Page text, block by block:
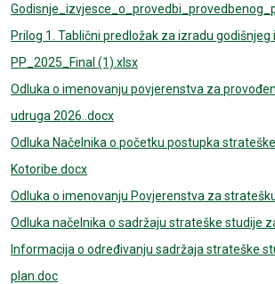
Prilog 1. Tablični predložak za izradu
PP_2025_Final (1).xlsx
Odluka o imenovanju povjerenstva za
udruga 2026..docx
Odluka Načelnika o početku postupka
Kotoribe.docx
Odluka o imenovanju Povjerenstva za
Odluka načelnika o sadržaju strateške studije
Informacija o određivanju sadržaja strateške
plan.doc